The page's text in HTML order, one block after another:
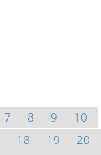
7 8 9
10
18 19
20